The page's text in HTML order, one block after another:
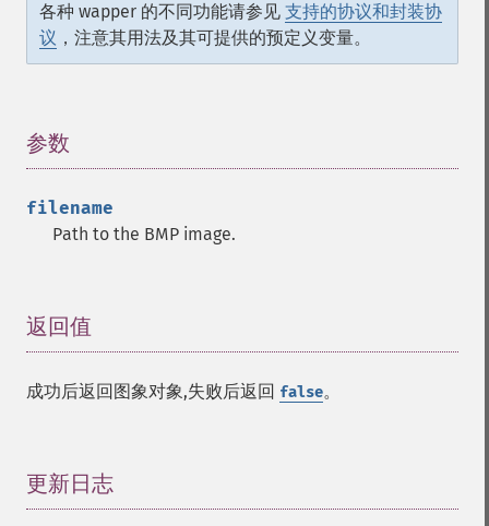
各种 wapper 的不同功能请参见 支持的协议和封装协
议 ，注意其用法及其可提供的预定义变量。
参数
filename
Path to the BMP image.
返回值
成功后返回图象对象,失败后返回 false。
更新日志